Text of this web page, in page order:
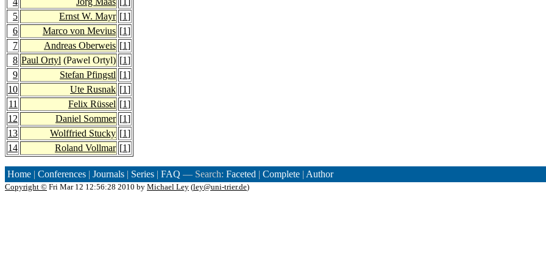
5
Ernst W. Mayr [1]
6
Marco von Mevius [1]
7
Andreas Oberweis [1]
8 Paul Ortyl (Pawel Ortyl) [1]
9
Stefan Pfingstl [1]
10
Ute Rusnak [1]
11
Felix Rüssel [1]
12
Daniel Sommer [1]
13
Wolffried Stucky [1]
14
Roland Vollmar [1]
Home | Conferences | Journals | Series | FAQ — Search: Faceted | Complete | Author
Copyright © Fri Mar 12 12:56:28 2010 by Michael Ley (ley@uni-trier.de)